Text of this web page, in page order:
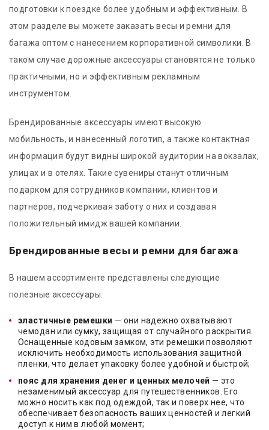
подготовки к поездке более удобным и эффективным. В
этом разделе вы можете заказать весы и ремни для
багажа оптом с нанесением корпоративной символики. В
таком случае дорожные аксессуары становятся не только
практичными, но и эффективным рекламным
инструментом.
Брендированные аксессуары имеют высокую
мобильность, и нанесенный логотип, а также контактная
информация будут видны широкой аудитории на вокзалах,
улицах и в отелях. Такие сувениры станут отличным
подарком для сотрудников компании, клиентов и
партнеров, подчеркивая заботу о них и создавая
положительный имидж вашей компании.
Брендированные весы и ремни для багажа
В нашем ассортименте представлены следующие
полезные аксессуары:
эластичные ремешки — они надежно охватывают
чемодан или сумку, защищая от случайного раскрытия.
Оснащенные кодовым замком, эти ремешки позволяют
исключить необходимость использования защитной
пленки, что делает упаковку более удобной и быстрой;
пояс для хранения денег и ценных мелочей — это
незаменимый аксессуар для путешественников. Его
можно носить как под одеждой, так и поверх нее, что
обеспечивает безопасность ваших ценностей и легкий
доступ к ним в любой момент;